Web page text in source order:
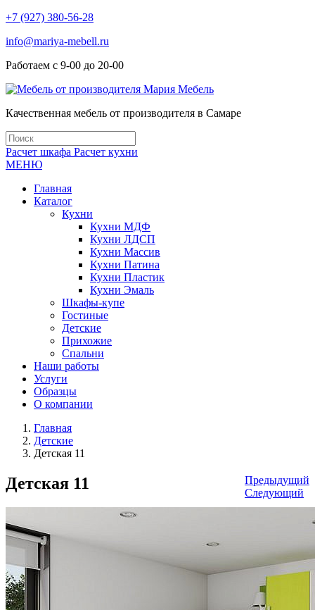
+7 (927) 380-56-28
info@mariya-mebell.ru
Работаем с 9-00 до 20-00
Качественная мебель от производителя в Самаре
Расчет шкафа Расчет кухни
МЕНЮ
Главная
Каталог
Кухни
Кухни МДФ
Кухни ЛДСП
Кухни Массив
Кухни Патина
Кухни Пластик
Кухни Эмаль
Шкафы-купе
Гостиные
Детские
Прихожие
Спальни
Наши работы
Услуги
Образцы
О компании
Главная
Детские
Детская 11
Предыдущий
Следующий
Детская 11